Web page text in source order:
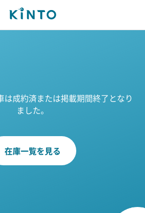
は成約済または掲載期間終了となり
ました。
在庫一覧を見る